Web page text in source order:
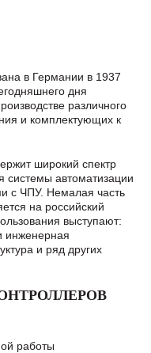
в Германии в 1937
дня
различного
и комплектующих к
широкий спектр
системы автоматизации
с ЧПУ. Немалая часть
на российский
выступают:
инженерная
и ряд других
работы